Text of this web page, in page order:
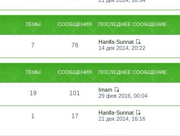
ТЕМЫ СООБЩЕНИЯ ПОСЛЕДНЕЕ СООБЩЕНИЕ
7 76
Hanifa-Sunnat
14 дек 2014, 20:22
ТЕМЫ СООБЩЕНИЯ ПОСЛЕДНЕЕ СООБЩЕНИЕ
19 101
Imam
29 фев 2016, 00:04
1 17
Hanifa-Sunnat
21 дек 2014, 16:16